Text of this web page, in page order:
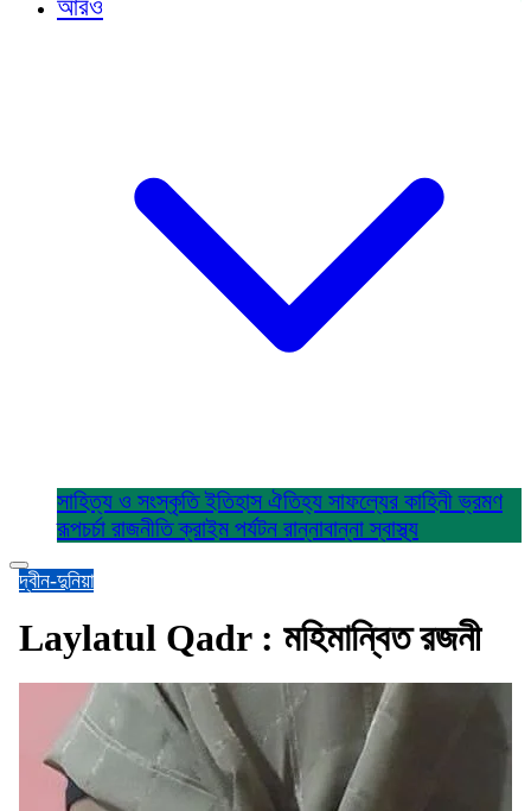
আরও
সাহিত্য ও সংস্কৃতিইতিহাস ঐতিহ্য সাফল্যের কাহিনীভ্রমণ
রূপচর্চা রাজনীতিক্রাইম পর্যটন রান্নাবান্নাস্বাস্থ্য
দ্বীন-দুনিয়া
Laylatul Qadr : মহিমান্বিত রজনী